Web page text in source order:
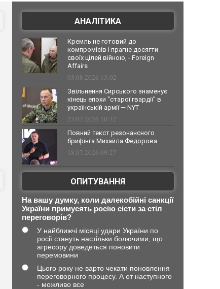
АНАЛІТИКА
Кремль не готовий до
компромісів і прагне досягти
своїх цілей війною, - Foreign
Affairs
03.08.2026 13:02
Звільнення Сирського знаменує
кінець епохи "старої гвардії" в
українській армії — NYT
23.07.2026 10:32
Повний текст резонансного
брифінга Михайла Федорова
18.07.2026 09:27
ОПИТУВАННЯ
На вашу думку, коли далекобійні санкції
України примусять росію сісти за стіл
переговорів?
У найближчі місяці удари України по
росії стануть настільки болючими, що
агресору доведеться поновити
перемовини
Цього року не варто чекати поновлення
переговорного процесу. А от наступного
- можливо все